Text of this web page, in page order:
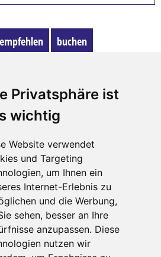
Privatsphäre ist
wichtig
Website verwendet
und Targeting
um Ihnen ein
Internet-Erlebnis zu
und die Werbung,
sehen, besser an Ihre
anzupassen. Diese
nutzen wir
KONTAKT
uns - Öffnungszeiten
/ NEWSLETTER
Newsletter
WERBEN KUNDEN
/ TAXISERVICE
empfehlen buchen
Euregio
Tours
Reigate &
Platz 1
52249
Eschweiler
- 5557891(Eschweiler)
- 8988290(Würselen)
02403 - 5557895